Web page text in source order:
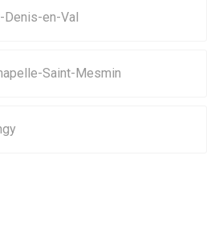
Denis-en-Val
Saint-Mesmin